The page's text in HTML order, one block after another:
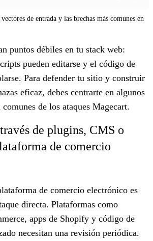
de entrada y las brechas más comunes en
puntos débiles en tu stack web:
pueden editarse y el código de
Para defender tu sitio y construir
eficaz, debes centrarte en algunos
de los ataques Magecart.
de plugins, CMS o
de comercio
de comercio electrónico es
directa. Plataformas como
apps de Shopify y código de
necesitan una revisión periódica.